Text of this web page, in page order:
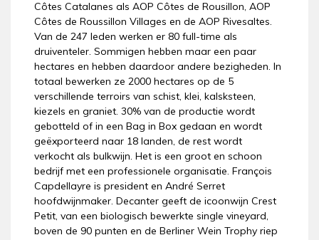
Côtes Catalanes als AOP Côtes de Rousillon, AOP
Côtes de Roussillon Villages en de AOP Rivesaltes.
Van de 247 leden werken er 80 full-time als
druiventeler. Sommigen hebben maar een paar
hectares en hebben daardoor andere bezigheden. In
totaal bewerken ze 2000 hectares op de 5
verschillende terroirs van schist, klei, kalsksteen,
kiezels en graniet. 30% van de productie wordt
gebotteld of in een Bag in Box gedaan en wordt
geëxporteerd naar 18 landen, de rest wordt
verkocht als bulkwijn. Het is een groot en schoon
bedrijf met een professionele organisatie. François
Capdellayre is president en André Serret
hoofdwijnmaker. Decanter geeft de icoonwijn Crest
Petit, van een biologisch bewerkte single vineyard,
boven de 90 punten en de Berliner Wein Trophy riep